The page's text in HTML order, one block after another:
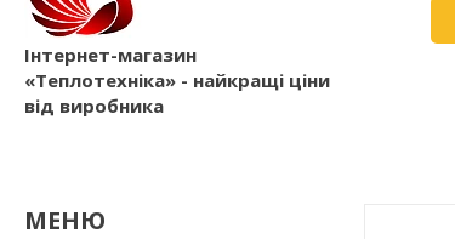
Інтернет-магазин
«Теплотехніка» - найкращі ціни
від виробника